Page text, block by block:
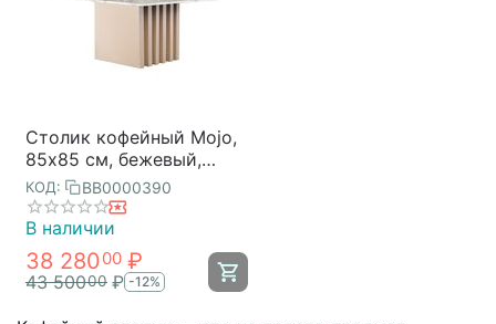
Столик кофейный Mojo,
85х85 см, бежевый,
Bergenson Bjorn
КОД: BB0000390
В наличии
38 28000 ₽
43 50000 ₽ -12%